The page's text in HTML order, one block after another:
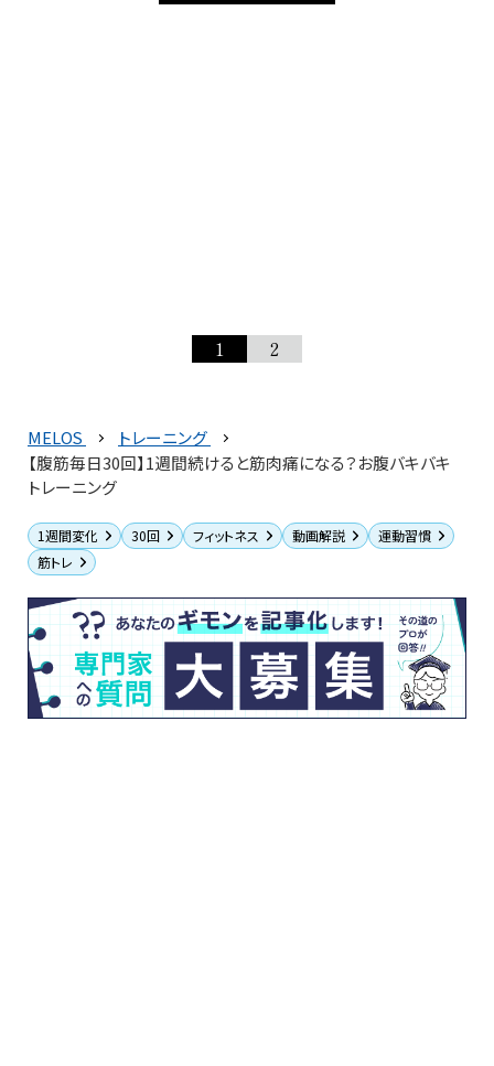
1 2
MELOS
トレーニング
【腹筋毎日30回】1週間続けると筋肉痛になる？お腹バキバキ
トレーニング
1週間変化 30回 フィットネス 動画解説
運動習慣
筋トレ